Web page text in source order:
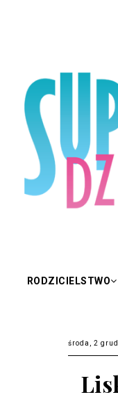
RODZICIELSTWO
środa, 2